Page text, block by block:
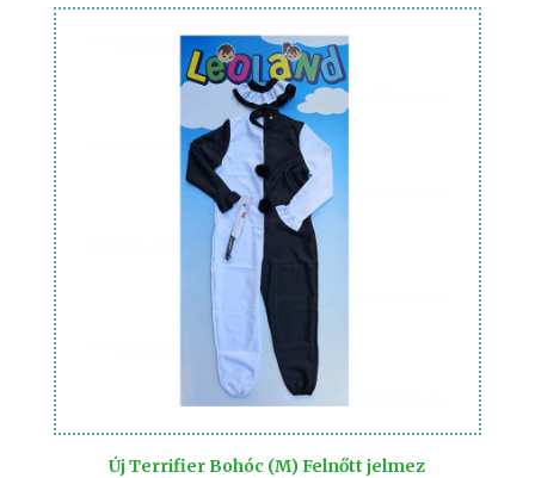
Új Terrifier Bohóc (M) Felnőtt jelmez